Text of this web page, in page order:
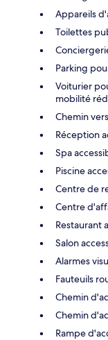
Appareils
Toilettes
Parking
Voiturier
mobilité
Chemin
Réception
Spa
Piscine
Centre de
Centre
Restaurant
Salon
Alarmes
Fauteuils
Chemin
Chemin
Rampe